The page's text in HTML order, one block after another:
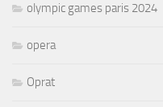
olympic games paris 2024
opera
Oprat